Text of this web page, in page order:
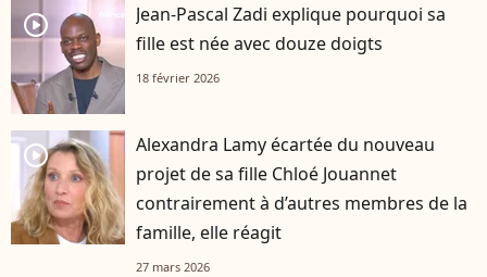
player2
Jean-Pascal Zadi explique pourquoi sa
fille est née avec douze doigts
18 février 2026
player2
Alexandra Lamy écartée du nouveau
projet de sa fille Chloé Jouannet
contrairement à d’autres membres de la
famille, elle réagit
27 mars 2026